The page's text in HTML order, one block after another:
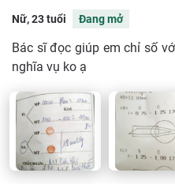
Nữ, 23 tuổi Đang mở
Bác sĩ đọc giúp em chỉ số
nghĩa vụ ko ạ